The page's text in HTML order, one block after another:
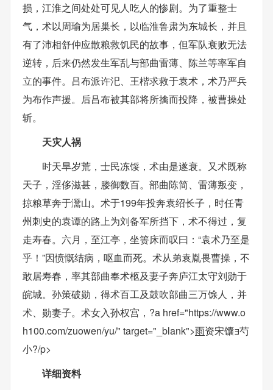
损，江淮之间处处可见人吃人的惨剧。为了重整士
气，术以周瑜为居巢长，以临淮鲁肃为东城长，并且
有了沛相舒仲应散粮救饥民的故事，但军队衰败无法
逆转，后来仍然发生军乱与部曲雷薄、陈兰等率军自
立的事件。吕布派许汜、王楷求救于袁术，术乃严兵
为布作声援。后吕布被其部将所擒而投降，被曹操处
斩。
天灾人祸
时天旱岁荒，士民冻馁，术由是遂衰。又术既称
天子，淫侈滋甚，媵御数百。部曲陈简、雷薄叛变，
掠粮草奔于灊山。术于199年投奔袁绍长子，时任青
州刺史的袁谭的路上为刘备军所挡下，术不得过，复
走寿春。六月，至江亭，坐箦床而叹曰：“袁术乃至是
乎！”因愤慨结病，呕血而死。术从弟袁胤畏曹操，不
敢居寿春，率其部曲奉术柩及妻子奔庐江太守刘勋于
皖城。孙策破勋，得术百工及鼓吹部曲三万馀人，并
术、勋妻子。术女入孙权宫，?a href="https://www.o
h100.com/zuowen/yu/" target="_blank">雨资宋馕芍
小?/p>
详细资料